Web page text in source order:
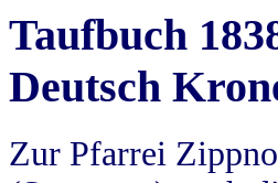
Taufbuch
Deutsch
Zur Pfarrei